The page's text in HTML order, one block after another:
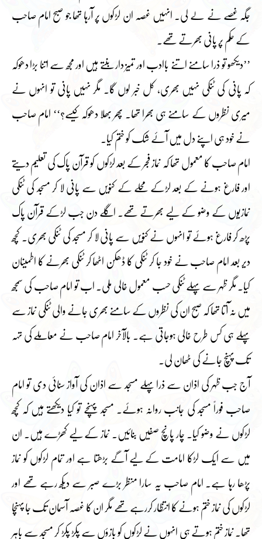
جگہ غصے نے لے لی۔ انہیں غصہ ان لڑکوں پر آرہا تھا جو صبح امام صاحب
کے حکم پر پانی بھرتے تھے۔
’’دیکھو تو ذرا سامنے اتنے باادب اور تمیز دار بنتے ہیں اور مجھ سے اتنا بڑا دھوکہ
کہ پانی کی ٹنکی نہیں بھری، کل خبر لوں گا۔ مگر نہیں پانی تو انہوں نے
میری نظروں کے سامنے ہی بھرا تھا۔ پھر بھلا دھوکہ کیسے؟‘‘ امام صاحب
نے خود ہی اپنے دل میں آئے شک کو ختم کیا۔
امام صاحب کا معمول تھا کہ نماز فجر کے بعد لڑکوں کو قرآن پاک کی تعلیم دیتے
اور فارغ ہونے کے بعد لڑکے محلے کے کنویں سے پانی لا کر مسجد کی ٹنکی
نمازیوں کے وضو کے لیے بھرتے تھے۔ اگلے دن جب لڑکے قرآن پاک
پڑھ کر فارغ ہوئے تو انہوں نے کنویں سے پانی لا کر مسجد کی ٹنکی بھری۔ کچھ
دیر بعد امام صاحب نے خود جا کر ٹنکی کا ڈھکن اٹھا کر ٹنکی بھرنے کا اطمینان
کیا۔ مگر ظہر سے پہلے ٹنکی حسب معمول خالی ملی۔ اب تو امام صاحب کی سمجھ
میں نہ آتا تھا کہ صبح ان کی نظروں کے سامنے بھری جانے والی ٹنکی نماز سے
پہلے ہی کس طرح خالی ہوجاتی ہے۔ بالآخر امام صاحب نے معاملے کی تہہ
تک پہنچ جانے کی ٹھان لی۔
آج جب ظہر کی اذان سے ذرا پہلے مسجد سے اذان کی آواز سنائی دی تو امام
صاحب فوراً مسجد کی جانب روانہ ہوئے۔ مسجد پہنچے تو کیا دیکھتے ہیں کہ کچھ
لڑکوں نے وضو کیا۔ چار پانچ صفیں بنائیں۔ نماز کے لیے کھڑے ہیں۔ ان
میں سے ایک لڑکا امامت کے لیے آگے بڑھتا ہے اور تمام لڑکوں کو نماز
پڑھا رہا ہے۔ امام صاحب یہ سارا منظر بڑے صبر سے دیکھ رہے تھے اور
لڑکوں کی نماز ختم ہونے کا انتظار کررہے تھے مگر ان کا غصہ آسمان تک جا پہنچا
تھا۔ نماز ختم ہوتے ہی انہوں نے لڑکوں کو بازؤں سے پکڑ پکڑ کر مسجد سے باہر